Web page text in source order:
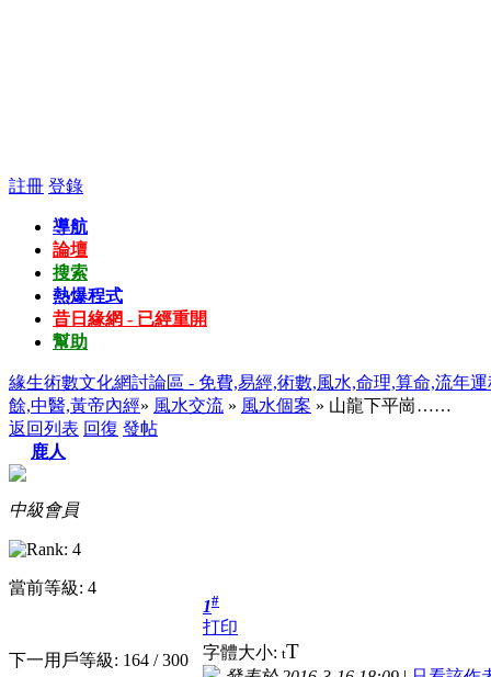
註冊 登錄
導航
論壇
搜索
熱爆程式
昔日緣網 - 已經重開
幫助
緣生術數文化網討論區 - 免費,易經,術數,風水,命理,算命,流年
餘,中醫,黃帝內經» 風水交流 » 風水個案 » 山龍下平崗……
返回列表 回復 發帖
鹿人
中級會員
當前等級: 4
下一用戶等級: 164 / 300
1#
打印
字體大小: tT